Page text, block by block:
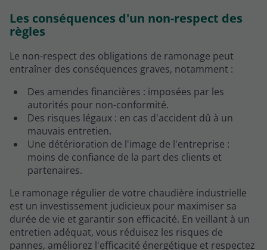
Les conséquences d'un non-respect des
règles
Le non-respect des obligations de ramonage peut
entraîner des conséquences graves, notamment :
Des amendes financières : imposées par les
autorités pour non-conformité.
Des risques légaux : en cas d'accident dû à un
mauvais entretien.
Une détérioration de l'image de l'entreprise :
moins de confiance de la part des clients et
partenaires.
Le ramonage régulier de votre chaudière industrielle
est un investissement judicieux pour maximiser sa
durée de vie et garantir son efficacité. En veillant à un
entretien adéquat, vous réduisez les risques de
pannes, améliorez l'efficacité énergétique et respectez